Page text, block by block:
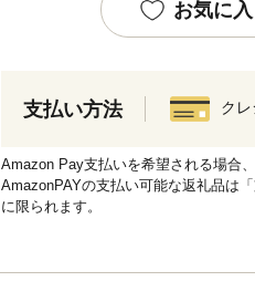
お気に
支払い方法 ク
Amazon Pay支払いを希望される場合
AmazonPAYの支払い可能な返礼品は
に限られます。